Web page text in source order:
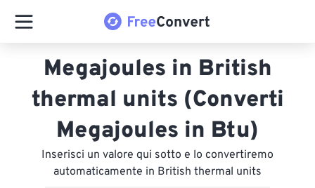
Megajoules in British
thermal units (Converti
Megajoules in Btu)
Inserisci un valore qui sotto e lo convertiremo
automaticamente in British thermal units